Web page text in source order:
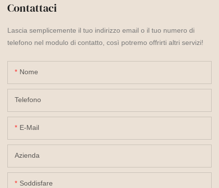
Contattaci
Lascia semplicemente il tuo indirizzo email o il tuo numero di
telefono nel modulo di contatto, così potremo offrirti altri servizi!
Nome
Telefono
E-Mail
Azienda
Soddisfare